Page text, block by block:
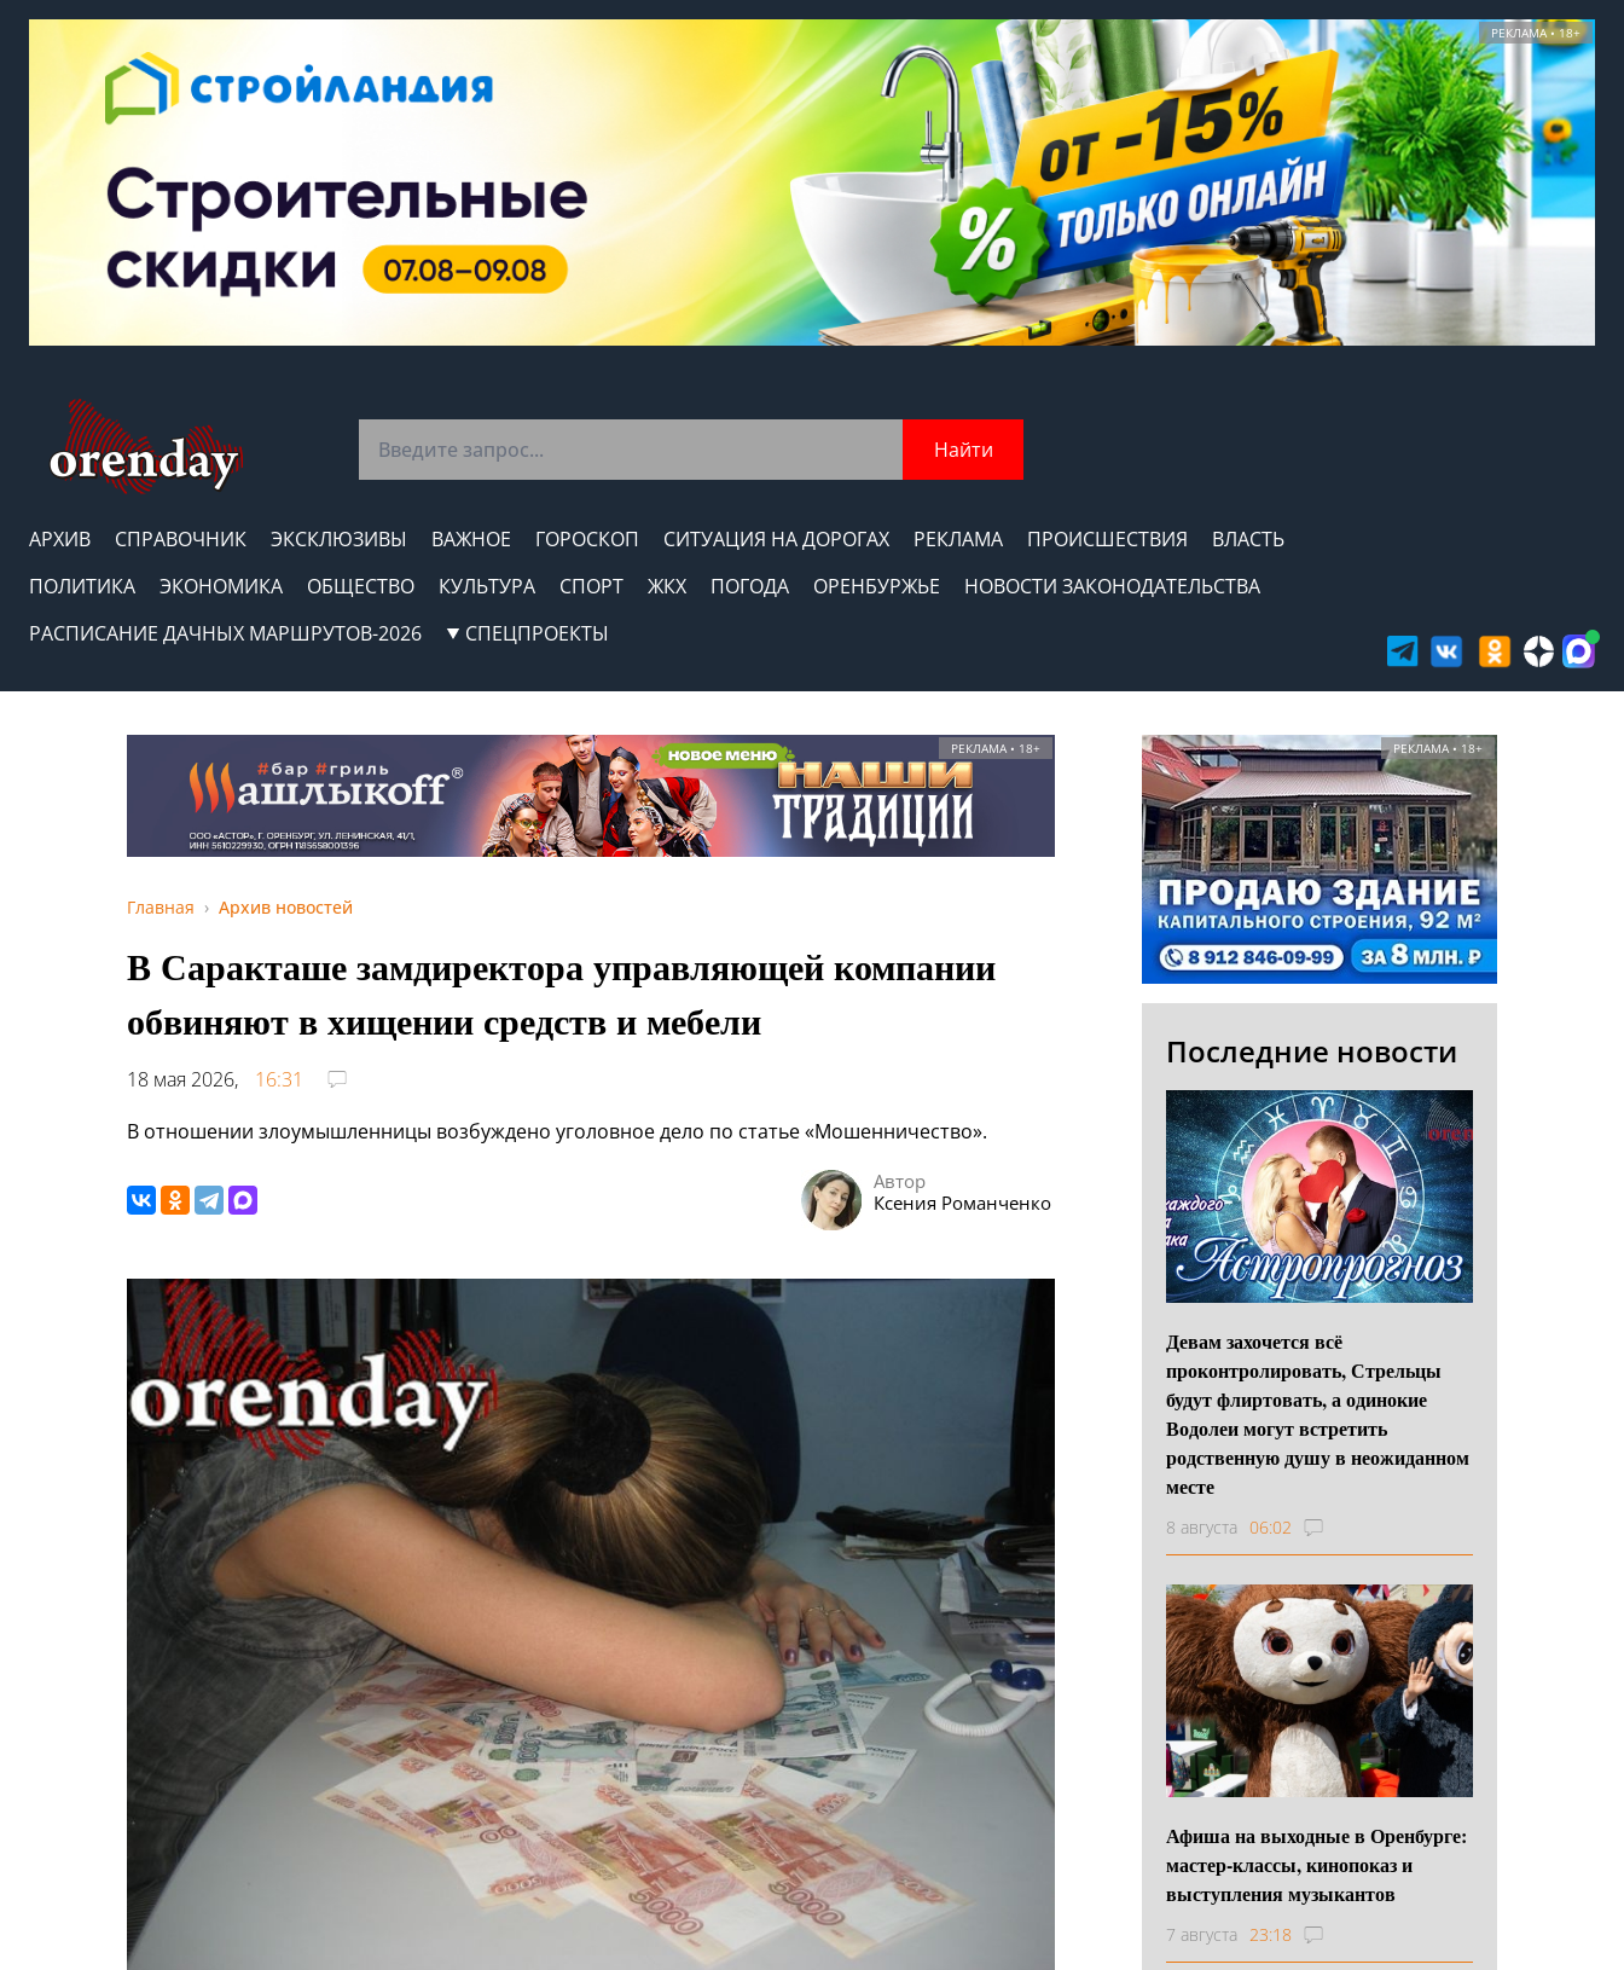
РЕКЛАМА • 18+
Найти
АРХИВ СПРАВОЧНИК ЭКСКЛЮЗИВЫ ВАЖНОЕ ГОРОСКОП СИТУАЦИЯ НА ДОРОГАХ РЕКЛАМА ПРОИСШЕСТВИЯ
ВЛАСТЬ
ПОЛИТИКА
ЭКОНОМИКА ОБЩЕСТВО КУЛЬТУРА СПОРТ ЖКХ ПОГОДА ОРЕНБУРЖЬЕ
НОВОСТИ ЗАКОНОДАТЕЛЬСТВА
РАСПИСАНИЕ ДАЧНЫХ МАРШРУТОВ-2026
СПЕЦПРОЕКТЫ
РЕКЛАМА • 18+
Главная Архив новостей
В Саракташе замдиректора управляющей компании
обвиняют в хищении средств и мебели
18 мая 2026,
16:31
В отношении злоумышленницы возбуждено уголовное дело по статье «Мошенничество».
Автор
Ксения Романченко
РЕКЛАМА • 18+
Последние новости
Девам захочется всё
проконтролировать, Стрельцы
будут флиртовать, а одинокие
Водолеи могут встретить
родственную душу в неожиданном
месте
8 августа 06:02
Афиша на выходные в Оренбурге:
мастер-классы, кинопоказ и
выступления музыкантов
7 августа 23:18